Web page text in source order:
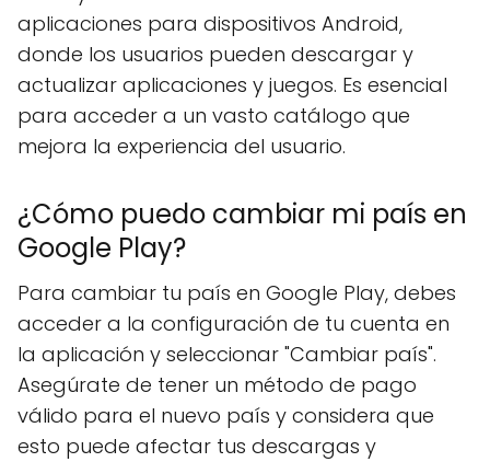
aplicaciones para dispositivos Android,
donde los usuarios pueden descargar y
actualizar aplicaciones y juegos. Es esencial
para acceder a un vasto catálogo que
mejora la experiencia del usuario.
¿Cómo puedo cambiar mi país en
Google Play?
Para cambiar tu país en Google Play, debes
acceder a la configuración de tu cuenta en
la aplicación y seleccionar "Cambiar país".
Asegúrate de tener un método de pago
válido para el nuevo país y considera que
esto puede afectar tus descargas y